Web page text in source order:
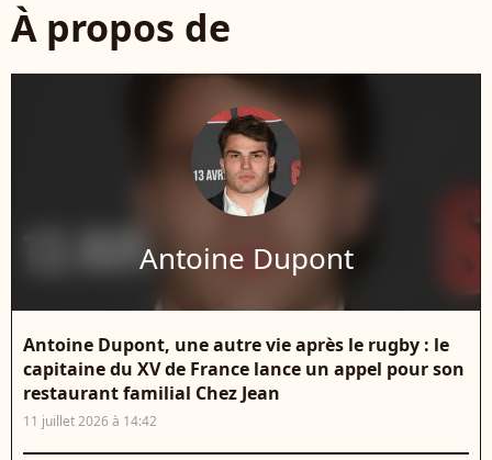
À propos de
Antoine Dupont
Antoine Dupont, une autre vie après le rugby : le
capitaine du XV de France lance un appel pour son
restaurant familial Chez Jean
11 juillet 2026 à 14:42